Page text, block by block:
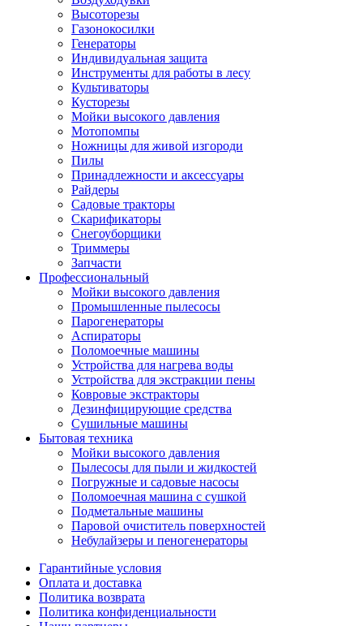
Высоторезы
Газонокосилки
Генераторы
Индивидуальная защита
Инструменты для работы в лесу
Культиваторы
Кусторезы
Мойки высокого давления
Мотопомпы
Ножницы для живой изгороди
Пилы
Принадлежности и аксессуары
Райдеры
Садовые тракторы
Скарификаторы
Снегоуборщики
Триммеры
Запчасти
Профессиональный
Мойки высокого давления
Промышленные пылесосы
Парогенераторы
Аспираторы
Поломоечные машины
Устройства для нагрева воды
Устройства для экстракции пены
Ковровые экстракторы
Дезинфицирующие средства
Сушильные машины
Бытовая техника
Мойки высокого давления
Пылесосы для пыли и жидкостей
Погружные и садовые насосы
Поломоечная машина с сушкой
Подметальные машины
Паровой очиститель поверхностей
Небулайзеры и пеногенераторы
Гарантийные условия
Оплата и доставка
Политика возврата
Политика конфиденциальности